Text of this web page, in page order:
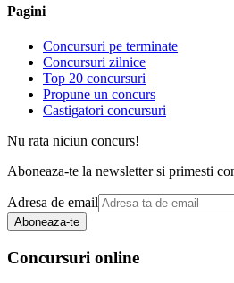
Pagini
Concursuri pe terminate
Concursuri zilnice
Top 20 concursuri
Propune un concurs
Castigatori concursuri
Nu rata niciun concurs!
Aboneaza-te la newsletter si primesti
Adresa de email
Aboneaza-te
Concursuri online